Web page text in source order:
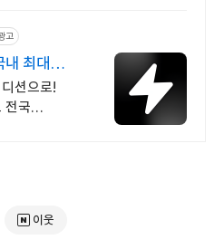
고
내 최대
션으로!
전국
이웃